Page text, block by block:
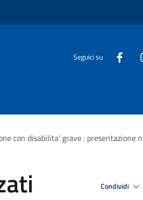
Seguici su
con disabilita’ grave : presentazione
Condividi